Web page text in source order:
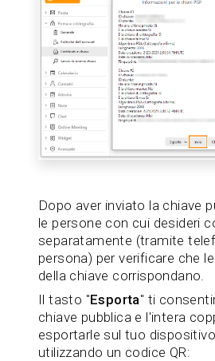
Dopo aver inviato la chiave
le persone con cui desideri
separatamente (tramite
persona) per verificare che
della chiave corrispondano.
Il tasto "Esporta" ti
chiave pubblica e l'intera
esportarle sul tuo
utilizzando un codice QR: